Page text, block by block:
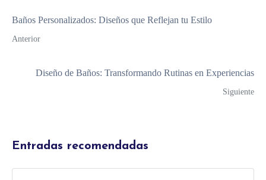
Baños Personalizados: Diseños que Reflejan tu Estilo
Anterior
Diseño de Baños: Transformando Rutinas en Experiencias
Siguiente
Entradas recomendadas